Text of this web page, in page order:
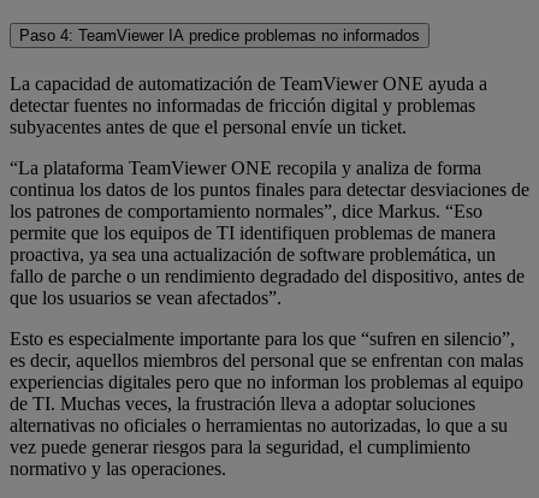
Paso 4: TeamViewer IA predice problemas no informados
La capacidad de automatización de TeamViewer ONE ayuda a
detectar fuentes no informadas de fricción digital y problemas
subyacentes antes de que el personal envíe un ticket.
“La plataforma TeamViewer ONE recopila y analiza de forma
continua los datos de los puntos finales para detectar desviaciones de
los patrones de comportamiento normales”, dice Markus. “Eso
permite que los equipos de TI identifiquen problemas de manera
proactiva, ya sea una actualización de software problemática, un
fallo de parche o un rendimiento degradado del dispositivo, antes de
que los usuarios se vean afectados”.
Esto es especialmente importante para los que “sufren en silencio”,
es decir, aquellos miembros del personal que se enfrentan con malas
experiencias digitales pero que no informan los problemas al equipo
de TI. Muchas veces, la frustración lleva a adoptar soluciones
alternativas no oficiales o herramientas no autorizadas, lo que a su
vez puede generar riesgos para la seguridad, el cumplimiento
normativo y las operaciones.